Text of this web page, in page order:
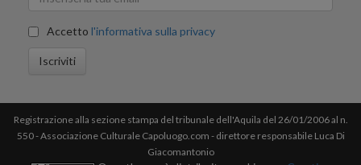
Accetto l'informativa sulla privacy
Iscriviti
Registrazione alla sezione stampa del tribunale dell'Aquila del 26/01/2006 al n.
550 - Associazione Culturale Capoluogo.com - direttore responsabile Luca Di
Giacomantonio